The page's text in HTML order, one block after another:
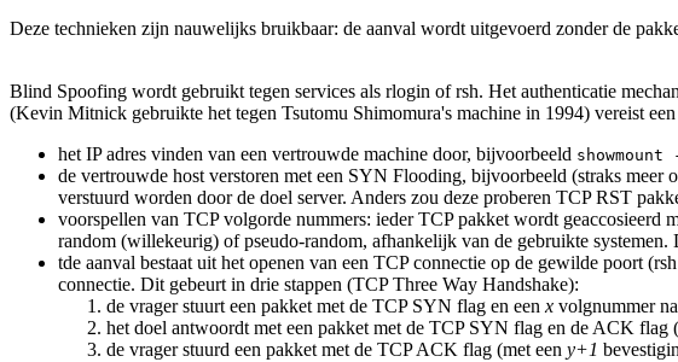
Deze technieken zijn nauwelijks bruikbaar: de aanval wordt uitgevoerd zonder de
Blind Spoofing wordt gebruikt tegen services als rlogin of rsh. Het authenticatie
(Kevin Mitnick gebruikte het tegen Tsutomu Shimomura's machine in 1994) vereist een
het IP adres vinden van een vertrouwde machine door, bijvoorbeeld showmount
de vertrouwde host verstoren met een SYN Flooding, bijvoorbeeld (straks
verstuurd worden door de doel server. Anders zou deze proberen TCP RST
voorspellen van TCP volgorde nummers: ieder TCP pakket wordt geaccosieerd
random (willekeurig) of pseudo-random, afhankelijk van de gebruikte
tde aanval bestaat uit het openen van een TCP connectie op de gewilde poort
connectie. Dit gebeurt in drie stappen (TCP Three Way Handshake):
de vrager stuurt een pakket met de TCP SYN flag en een x volgnummer
het doel antwoordt met een pakket met de TCP SYN flag en de ACK flag
de vrager stuurd een pakket met de TCP ACK flag (met een y+1